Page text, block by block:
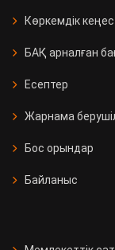
Көркемдік кеңес
БАҚ арналған
Есептер
Жарнама
Бос орындар
Байланыс